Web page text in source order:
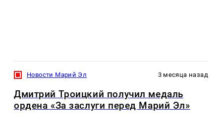
Новости Марий Эл 3 месяца назад
Дмитрий Троицкий получил медаль
ордена «За заслуги перед Марий Эл»